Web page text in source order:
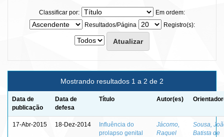
Classificar por:
Em ordem:
Resultados/Página
Registro(s):
Mostrando resultados 1 a 2 de 2
Data de
publicação
Data de
defesa
Título Autor(es)
17-Abr-2015 18-Dez-2014
Influência do
prolapso genital
Jácomo,
Raquel
Sousa,
Batista de